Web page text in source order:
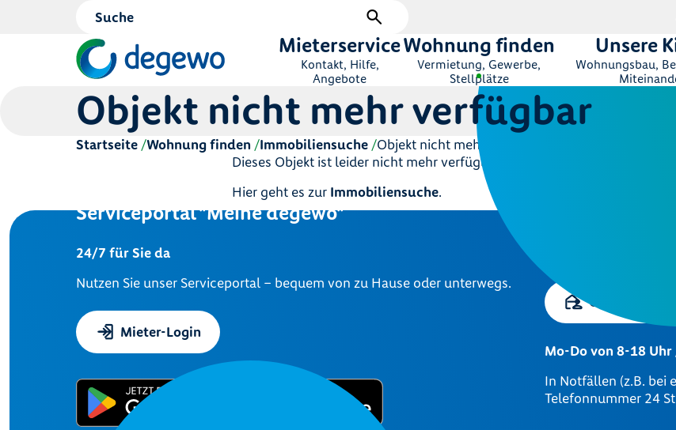
Mieterservice
Kontakt, Hilfe,
Angebote
Wohnung finden
Vermietung, Gewerbe,
Stellplätze
Unsere
Wohnungsbau,
Objekt nicht mehr verfügbar
Startseite Wohnung finden Immobiliensuche Objekt nicht mehr verfügbar
Dieses Objekt ist leider nicht mehr verfügbar.
Hier geht es zur Immobiliensuche.
Serviceportal "Meine degewo"
24/7 für Sie da
Nutzen Sie unser Serviceportal – bequem von zu Hause oder unterwegs.
Mieter-Login
Online-Service
Mo-Do von 8-18
In Notfällen (z.B. bei
Telefonnummer 24